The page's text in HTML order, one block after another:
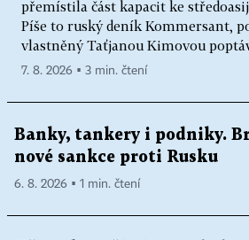
přemístila část kapacit ke
Píše to ruský deník Kommersant,
vlastněný Taťjanou Kimovou
7. 8. 2026 ▪ 3 min. čtení
Banky, tankery i podniky.
nové sankce proti Rusku
6. 8. 2026 ▪ 1 min. čtení